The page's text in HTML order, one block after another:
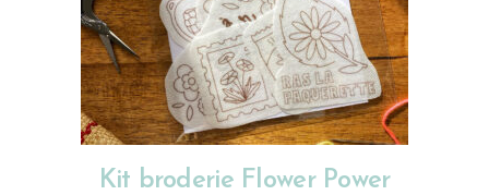
Kit broderie Flower Power